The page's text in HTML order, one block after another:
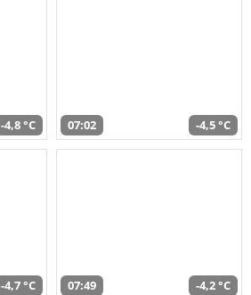
-4,8 °C 07:02 -4,5 °C
-4,7 °C 07:49 -4,2 °C